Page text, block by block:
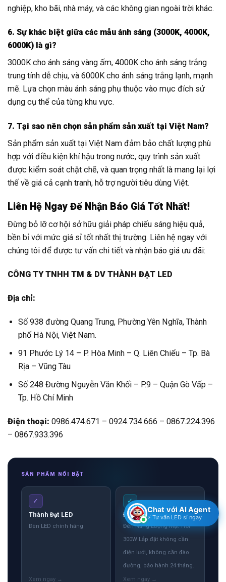
nghiệp, kho bãi, nhà máy, và các không gian ngoài trời khác.
6. Sự khác biệt giữa các mẫu ánh sáng (3000K, 4000K,
6000K) là gì?
3000K cho ánh sáng vàng ấm, 4000K cho ánh sáng trắng
trung tính dễ chịu, và 6000K cho ánh sáng trắng lạnh, mạnh
mẽ. Lựa chọn màu ánh sáng phụ thuộc vào mục đích sử
dụng cụ thể của từng khu vực.
7. Tại sao nên chọn sản phẩm sản xuất tại Việt Nam?
Sản phẩm sản xuất tại Việt Nam đảm bảo chất lượng phù
hợp với điều kiện khí hậu trong nước, quy trình sản xuất
được kiểm soát chặt chẽ, và quan trọng nhất là mang lại lợi
thế về giá cả cạnh tranh, hỗ trợ người tiêu dùng Việt.
Liên Hệ Ngay Để Nhận Báo Giá Tốt Nhất!
Đừng bỏ lỡ cơ hội sở hữu giải pháp chiếu sáng hiệu quả,
bền bỉ với mức giá sỉ tốt nhất thị trường. Liên hệ ngay với
chúng tôi để được tư vấn chi tiết và nhận báo giá ưu đãi:
CÔNG TY TNHH TM & DV THÀNH ĐẠT LED
Địa chỉ:
Số 938 đường Quang Trung, Phường Yên Nghĩa, Thành
phố Hà Nội, Việt Nam.
91 Phước Lý 14 – P. Hòa Minh – Q. Liên Chiểu – Tp. Bà
Rịa – Vũng Tàu
Số 248 Đường Nguyễn Văn Khối – P.9 – Quận Gò Vấp –
Tp. Hồ Chí Minh
Điện thoại: 0986.474.671 – 0924.734.666 – 0867.224.396
– 0867.933.396
SẢN PHẨM NỔI BẬT
✓
Thành Đạt LED
Đèn LED chính hãng
✓
Đèn Năng Lượng MT
Đèn Năng Lượng Mặt Trời
300W Lắp đặt không cần
điện lưới, không cần đào
đường, bảo hành 24 tháng.
Chat với AI Agent
⚡ Tư vấn LED sỉ ngay